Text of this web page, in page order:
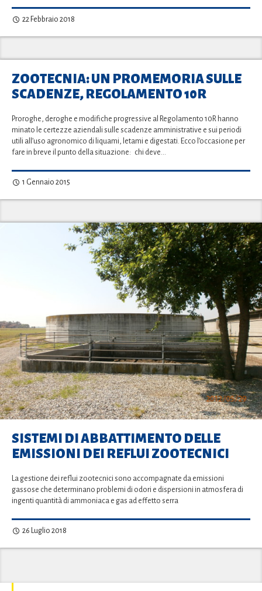
22 Febbraio 2018
ZOOTECNIA: UN PROMEMORIA SULLE
SCADENZE, REGOLAMENTO 10R
Proroghe, deroghe e modifiche progressive al Regolamento 10R hanno
minato le certezze aziendali sulle scadenze amministrative e sui periodi
utili all’uso agronomico di liquami, letami e digestati. Ecco l’occasione per
fare in breve il punto della situazione: chi deve…
1 Gennaio 2015
SISTEMI DI ABBATTIMENTO DELLE
EMISSIONI DEI REFLUI ZOOTECNICI
La gestione dei reflui zootecnici sono accompagnate da emissioni
gassose che determinano problemi di odori e dispersioni in atmosfera di
ingenti quantità di ammoniaca e gas ad effetto serra
26 Luglio 2018